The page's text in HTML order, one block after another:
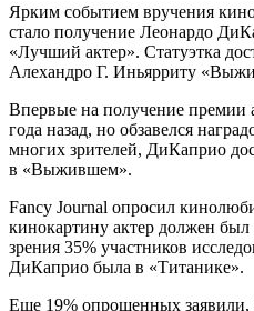
Ярким событием вручения
стало получение Леонардо
«Лучший актер». Статуэтка
Алехандро Г. Иньярриту
Впервые на получение премии
года назад, но обзавелся
многих зрителей, ДиКаприо
в «Выжившем».
Fancy Journal опросил
кинокартину актер должен
зрения 35% участников
ДиКаприо была в «Титанике».
Еще 19% опрошенных заявили,